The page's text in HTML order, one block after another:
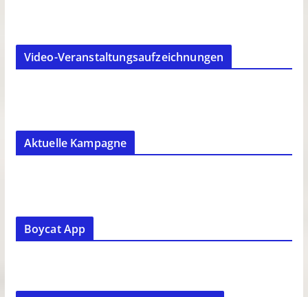
Video-Veranstaltungsaufzeichnungen
Aktuelle Kampagne
Boycat App